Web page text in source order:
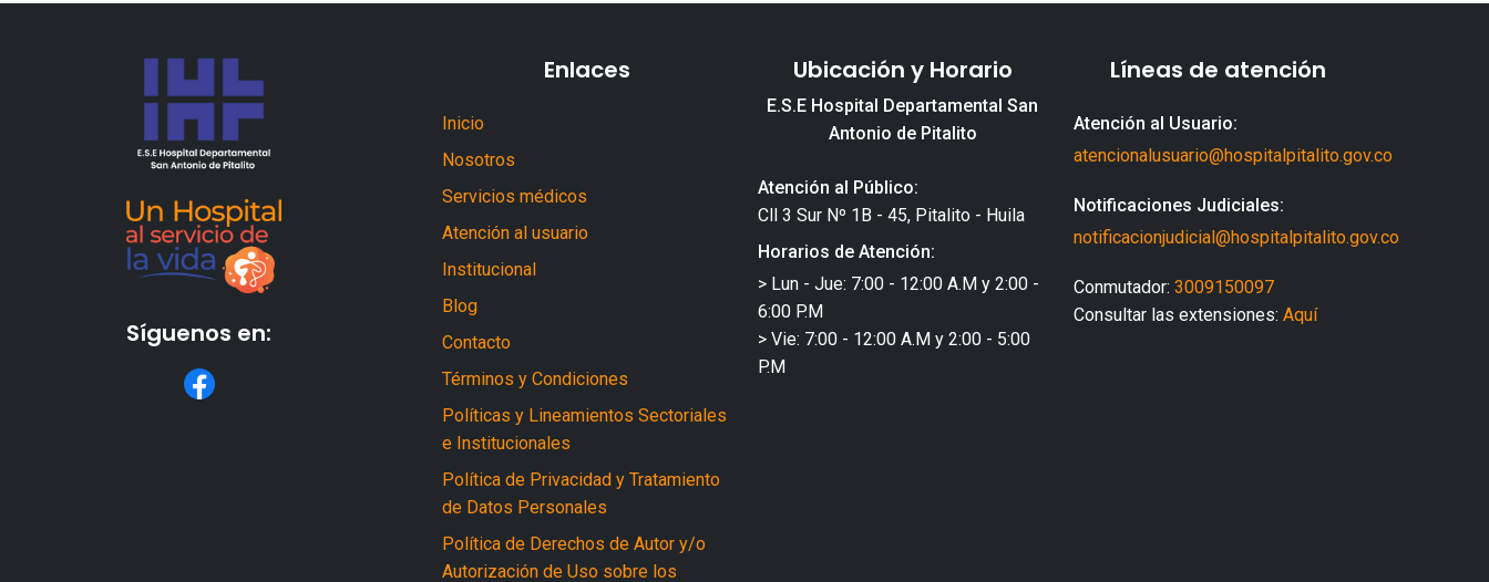
Síguenos en:
Enlaces
Inicio
Nosotros
Servicios médicos
Atención al usuario
Institucional
Blog
Contacto
Términos y Condiciones
Políticas y Lineamientos Sectoriales
e Institucionales
Política de Privacidad y Tratamiento
de Datos Personales
Política de Derechos de Autor y/o
Autorización de Uso sobre los
Ubicación y Horario
E.S.E Hospital Departamental San
Antonio de Pitalito
Atención al Público:
Cll 3 Sur Nº 1B - 45, Pitalito - Huila
Horarios de Atención:
> Lun - Jue: 7:00 - 12:00 A.M y 2:00 -
6:00 P.M
> Vie: 7:00 - 12:00 A.M y 2:00 - 5:00
P.M
Líneas de atención
Atención al Usuario:
atencionalusuario@hospitalpitalito.gov.co
Notificaciones Judiciales:
notificacionjudicial@hospitalpitalito.gov.co
Conmutador: 3009150097
Consultar las extensiones: Aquí